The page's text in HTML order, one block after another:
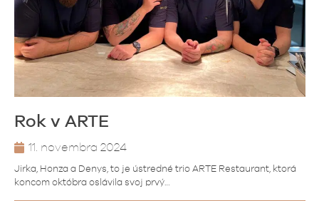
Rok v ARTE
11. novembra 2024
Jirka, Honza a Denys, to je ústredné trio ARTE Restaurant, ktorá
koncom októbra oslávila svoj prvý…